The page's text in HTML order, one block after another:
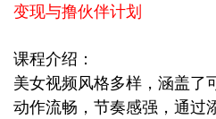
变现与撸伙伴计划
课程介绍：
美女视频风格多样，涵盖了
动作流畅，节奏感强，通过